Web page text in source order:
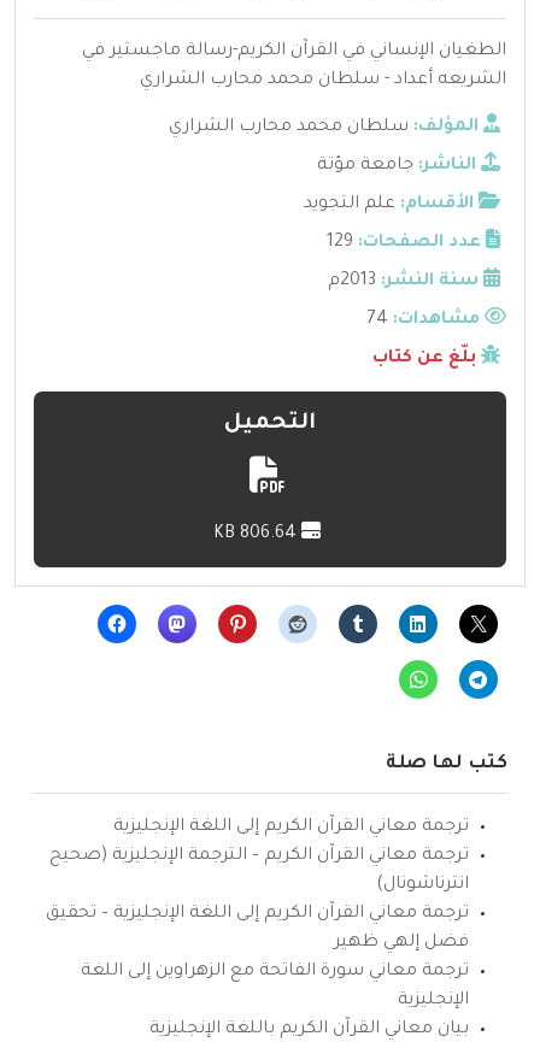
الطغيان الإنساني في القرآن الكريم-رسالة ماجستير في
الشريعه أعداد - سلطان محمد محارب الشراري
المؤلف: سلطان محمد محارب الشراري
الناشر: جامعة مؤتة
الأقسام: علم التجويد
عدد الصفحات: 129
سنة النشر: 2013م
مشاهدات:
بلّغ عن كتاب
التحميل
كتب لها صلة
ترجمة معاني القرآن الكريم إلى اللغة الإنجليزية
ترجمة معاني القرآن الكريم – الترجمة الإنجليزية (صحيح
انترناشونال)
ترجمة معاني القرآن الكريم إلى اللغة الإنجليزية – تحقيق
فضل إلهي ظهير
ترجمة معاني سورة الفاتحة مع الزهراوين إلى اللغة
الإنجليزية
بيان معاني القرآن الكريم باللغة الإنجليزية